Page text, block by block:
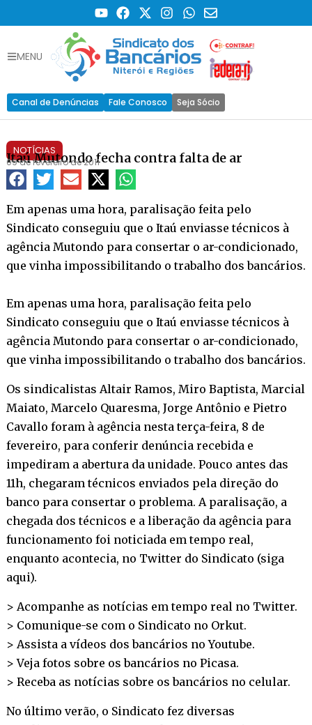
MENU
Canal de Denúncias Fale Conosco Seja Sócio
NOTÍCIAS
Itaú Mutondo fecha contra falta de ar
09 de fevereiro de 2011
Em apenas uma hora, paralisação feita pelo
Sindicato conseguiu que o Itaú enviasse técnicos à
agência Mutondo para consertar o ar-condicionado,
que vinha impossibilitando o trabalho dos bancários.
Em apenas uma hora, paralisação feita pelo
Sindicato conseguiu que o Itaú enviasse técnicos à
agência Mutondo para consertar o ar-condicionado,
que vinha impossibilitando o trabalho dos bancários.
Os sindicalistas Altair Ramos, Miro Baptista, Marcial
Maiato, Marcelo Quaresma, Jorge Antônio e Pietro
Cavallo foram à agência nesta terça-feira, 8 de
fevereiro, para conferir denúncia recebida e
impediram a abertura da unidade. Pouco antes das
11h, chegaram técnicos enviados pela direção do
banco para consertar o problema. A paralisação, a
chegada dos técnicos e a liberação da agência para
funcionamento foi noticiada em tempo real,
enquanto acontecia, no Twitter do Sindicato (siga
aqui).
> Acompanhe as notícias em tempo real no Twitter.
> Comunique-se com o Sindicato no Orkut.
> Assista a vídeos dos bancários noYoutube.
> Veja fotos sobre os bancários no Picasa.
> Receba as notícias sobre os bancários no celular.
No último verão, o Sindicato fez diversas